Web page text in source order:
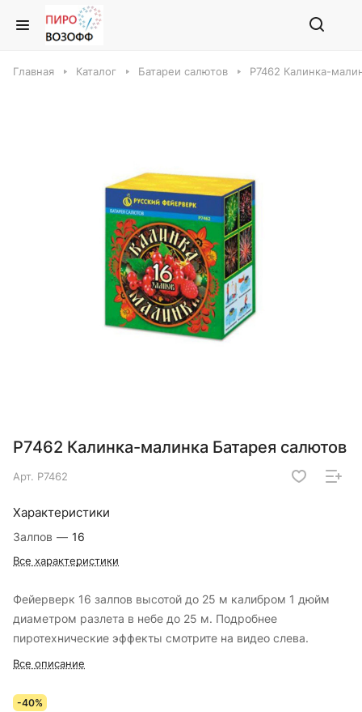
Главная Каталог Батареи салютов Р7462 Калинка-
Р7462 Калинка-малинка Батарея салютов
Арт. Р7462
Характеристики
Залпов — 16
Все характеристики
Фейерверк 16 залпов высотой до 25 м калибром 1 дюйм
диаметром разлета в небе до 25 м. Подробнее
пиротехнические эффекты смотрите на видео слева.
Все описание
-40%